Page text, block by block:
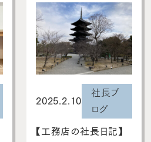
2025.2.10
社長ブ
ログ
【工務店の社長日記】